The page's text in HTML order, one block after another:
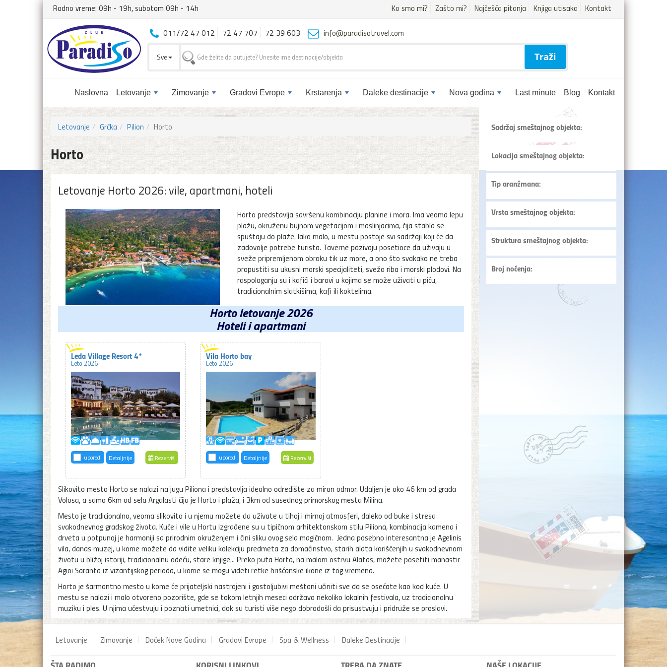
Radno vreme: 09h - 19h, subotom 09h - 14h Ko smo mi? Zašto mi? Najčešća pitanja Knjiga utisaka Kontakt
Naslovna Letovanje Zimovanje Gradovi Evrope Krstarenja Daleke destinacije Nova godina Last minute Blog Kontakt
011/72 47 012 72 47 707 72 39 603 info@paradisotravel.com
Sve Traži
Sadržaj smeštajnog objekta:
Lokacija smeštajnog objekta:
Tip aranžmana:
Vrsta smeštajnog objekta:
Struktura smeštajnog objekta:
Broj noćenja:
Letovanje Grčka Pilion Horto
Horto
Letovanje Horto 2026: vile, apartmani, hoteli
Horto predstavlja savršenu kombinaciju planine i mora. Ima veoma lepu
plažu, okruženu bujnom vegetacijom i maslinjacima, čija stabla se
spuštaju do plaže. Iako malo, u mestu postoje svi sadržaji koji će da
zadovolje potrebe turista. Taverne pozivaju posetioce da uživaju u
sveže pripremljenom obroku tik uz more, a ono što svakako ne treba
propustiti su ukusni morski specijaliteti, sveža riba i morski plodovi. Na
raspolaganju su i kafići i barovi u kojima se može uživati u piću,
tradicionalnim slatkišima, kafi ili koktelima.
Horto letovanje 2026
Hoteli i apartmani
Leda Village Resort 4*
Leto 2026
uporedi Detaljnije Rezerviši
Vila Horto bay
Leto 2026
uporedi Detaljnije Rezerviši
Slikovito mesto Horto se nalazi na jugu Piliona i predstavlja idealno odredište za miran odmor. Udaljen je oko 46 km od grada
Volosa, a samo 6km od sela Argalasti čija je Horto i plaža, i 3km od susednog primorskog mesta Milina.
Mesto je tradicionalno, veoma slikovito i u njemu možete da uživate u tihoj i mirnoj atmosferi, daleko od buke i stresa
svakodnevnog gradskog života. Kuće i vile u Hortu izgrađene su u tipičnom arhitektonskom stilu Piliona, kombinacija kamena i
drveta u potpunoj je harmoniji sa prirodnim okruženjem i čini sliku ovog sela magičnom. Jedna posebno interesantna je Agelinis
vila, danas muzej, u kome možete da vidite veliku kolekciju predmeta za domaćinstvo, starih alata koriščenjih u svakodnevnom
životu u bližoj istoriji, tradicionalnu odeću, stare knjige... Preko puta Horta, na malom ostrvu Alatas, možete posetiti manastir
Agioi Saranta iz vizantijskog perioda, u kome se mogu videti retke hrišćanske ikone iz tog vremena.
Horto je šarmantno mesto u kome će prijateljski nastrojeni i gostoljubivi meštani učiniti sve da se osećate kao kod kuće. U
mestu se nalazi i malo otvoreno pozorište, gde se tokom letnjih meseci održava nekoliko lokalnih festivala, uz tradicionalnu
muziku i ples. U njima učestvuju i poznati umetnici, dok su turisti više nego dobrodošli da prisustvuju i pridruže se proslavi.
Letovanje Zimovanje Doček Nove Godina Gradovi Evrope Spa & Wellness Daleke Destinacije